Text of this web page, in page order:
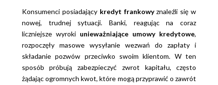
Konsumenci posiadającykredyt frankowyznaleźli się w
nowej, trudnej sytuacji. Banki, reagując na coraz
liczniejsze wyroki unieważniające umowy kredytowe,
rozpoczęły masowe wysyłanie wezwań do zapłaty i
składanie pozwów przeciwko swoim klientom. W ten
sposób próbują zabezpieczyć zwrot kapitału, często
żądając ogromnych kwot, które mogą przyprawić o zawrót